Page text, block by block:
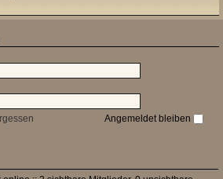
Angemeldet bleiben